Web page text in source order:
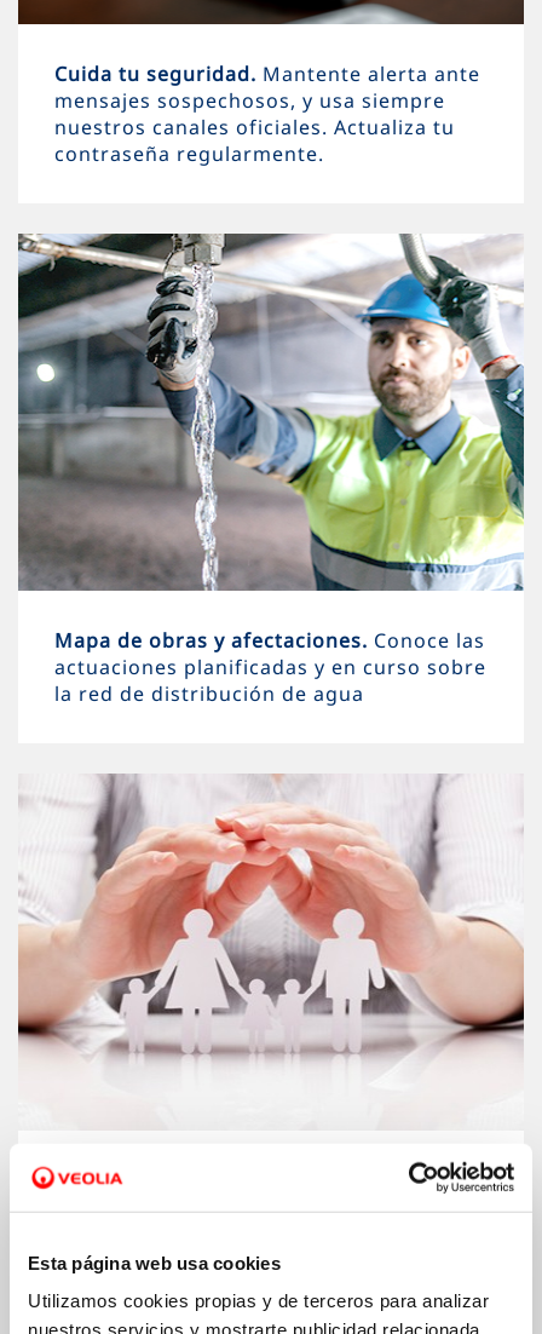
Esta página web usa cookies
Utilizamos cookies propias y de terceros para analizar
nuestros servicios y mostrarte publicidad relacionada
Cuida tu seguridad. Mantente alerta ante
mensajes sospechosos, y usa siempre
nuestros canales oficiales. Actualiza tu
contraseña regularmente.
Mapa de obras y afectaciones. Conoce las
actuaciones planificadas y en curso sobre
la red de distribución de agua
Fondo social.
Ampliamos nuestro fondo
para ayudar a las familias a pagar el